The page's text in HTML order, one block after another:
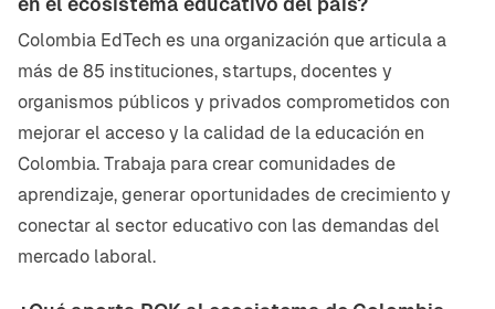
en el ecosistema educativo del país?
Colombia EdTech es una organización que articula a
más de 85 instituciones, startups, docentes y
organismos públicos y privados comprometidos con
mejorar el acceso y la calidad de la educación en
Colombia. Trabaja para crear comunidades de
aprendizaje, generar oportunidades de crecimiento y
conectar al sector educativo con las demandas del
mercado laboral.